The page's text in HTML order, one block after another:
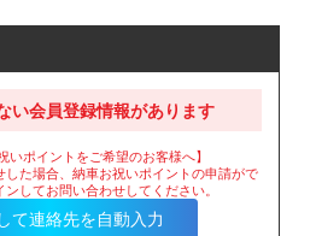
い会員登録情報があります
ポイントをご希望のお客様へ】
した場合、納車お祝いポイントの申請がで
してお問い合わせしてください。
て連絡先を自動入力